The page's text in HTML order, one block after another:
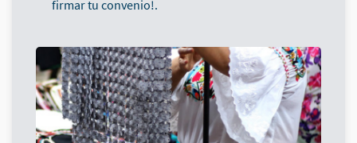
firmar tu convenio!.